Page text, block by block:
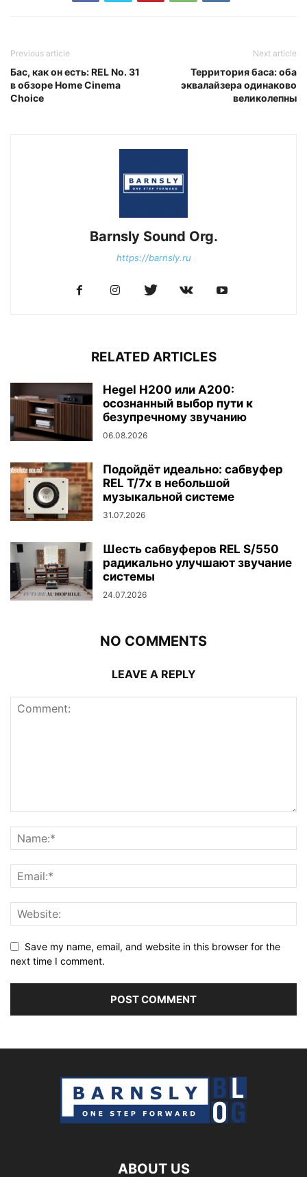
Previous article
Бас, как он есть: REL No. 31
в обзоре Home Cinema
Choice
Next article
Территория баса: оба
эквалайзера одинаково
великолепны
Barnsly Sound Org.
https://barnsly.ru
RELATED ARTICLES
Hegel H200 или A200:
осознанный выбор пути к
безупречному звучанию
06.08.2026
Подойдёт идеально: сабвуфер
REL T/7x в небольшой
музыкальной системе
31.07.2026
Шесть сабвуферов REL S/550
радикально улучшают звучание
системы
24.07.2026
NO COMMENTS
LEAVE A REPLY
Save my name, email, and website in this browser for the
next time I comment.
ABOUT US